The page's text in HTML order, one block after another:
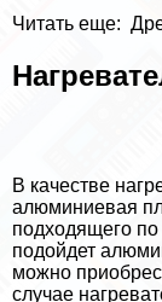
Читать еще:
В качестве
алюминиевая
подходящего по
подойдет
можно
случае